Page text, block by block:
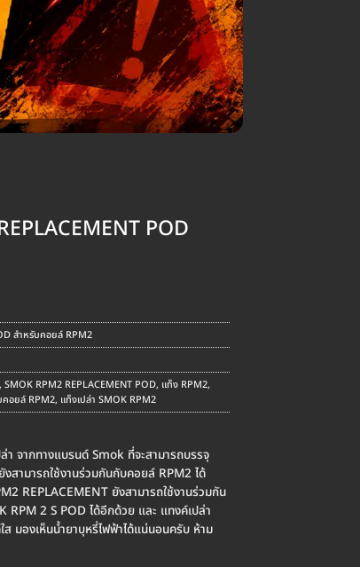
POD
สำหรับคอยล์ RPM2
, SMOK RPM2 REPLACEMENT POD, แท็ง RPM2,
คอยล์ RPM2, แท็งเปล่า SMOK RPM2
า จากทางแบรนด์ Smok ที่จะสามารถบรรจุ
สามารถใช้งานร่วมกันกับคอยล์ RPM2 ได้
REPLACEMENT ยังสามารถใช้งานร่วมกัน
RPM 2 S POD ได้อีกด้วย และ แทงค์เปล่า
มองเห็นน้ำยาบุหรี่ไฟฟ้าได้แน่นอนครับ ห้าม